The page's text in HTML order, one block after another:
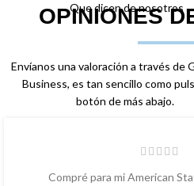
Que dicen de nosotros
OPINIONES
Envíanos una valoración a través de
Business, es tan sencillo como
botón de más abajo.
Compré para mi American